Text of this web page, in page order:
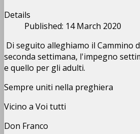
Details
Published: 14 March 2020
Di seguito alleghiamo il Cammino
seconda settimana, l'impegno
e quello per gli adulti.
Sempre uniti nella preghiera
Vicino a Voi tutti
Don Franco